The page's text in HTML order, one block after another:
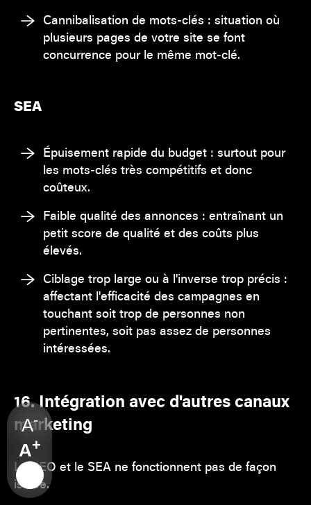
A-
A+
Cannibalisation de mots-clés : situation où
plusieurs pages de votre site se font
concurrence pour le même mot-clé.
SEA
Épuisement rapide du budget : surtout pour
les mots-clés très compétitifs et donc
coûteux.
Faible qualité des annonces : entraînant un
petit score de qualité et des coûts plus
élevés.
Ciblage trop large ou à l'inverse trop précis :
affectant l'efficacité des campagnes en
touchant soit trop de personnes non
pertinentes, soit pas assez de personnes
intéressées.
16. Intégration avec d'autres canaux
marketing
Le SEO et le SEA ne fonctionnent pas de façon
isolée.